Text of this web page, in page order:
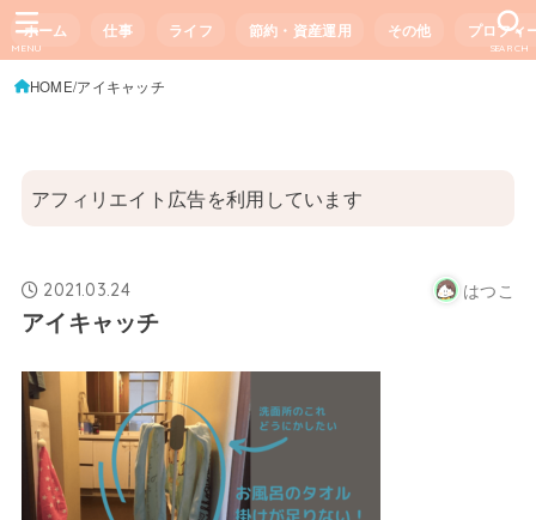
ホーム 仕事 ライフ 節約・資産運用 その他 プロフィ
SEARCH
MENU
HOME アイキャッチ
アフィリエイト広告を利用しています
2021.03.24 はつこ
アイキャッチ